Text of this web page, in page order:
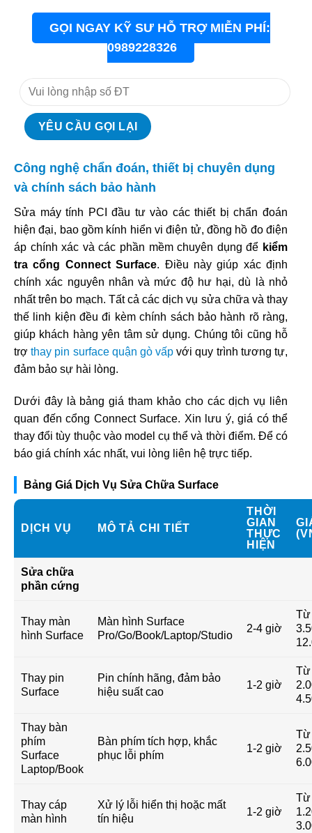
GỌI NGAY KỸ SƯ HỖ TRỢ MIỄN PHÍ:
0989228326
Công nghệ chẩn đoán, thiết bị chuyên dụng
và chính sách bảo hành
Sửa máy tính PCI đầu tư vào các thiết bị chẩn đoán
hiện đại, bao gồm kính hiển vi điện tử, đồng hồ đo điện
áp chính xác và các phần mềm chuyên dụng để kiểm
tra cổng Connect Surface. Điều này giúp xác định
chính xác nguyên nhân và mức độ hư hại, dù là nhỏ
nhất trên bo mạch. Tất cả các dịch vụ sửa chữa và thay
thế linh kiện đều đi kèm chính sách bảo hành rõ ràng,
giúp khách hàng yên tâm sử dụng. Chúng tôi cũng hỗ
trợthay pin surface quận gò vấp với quy trình tương tự,
đảm bảo sự hài lòng.
Dưới đây là bảng giá tham khảo cho các dịch vụ liên
quan đến cổng Connect Surface. Xin lưu ý, giá có thể
thay đổi tùy thuộc vào model cụ thể và thời điểm. Để có
báo giá chính xác nhất, vui lòng liên hệ trực tiếp.
Bảng Giá Dịch Vụ Sửa Chữa Surface
DỊCH VỤ MÔ TẢ CHI TIẾT
THỜI
GIAN
THỰC
HIỆN
Sửa chữa
phần cứng
Thay màn
hình Surface
Màn hình Surface
Pro/Go/Book/Laptop/Studio
2-4 giờ
Từ
Thay pin
Surface
Pin chính hãng, đảm bảo
hiệu suất cao
1-2 giờ
Từ
Thay bàn
phím
Surface
Laptop/Book
Bàn phím tích hợp, khắc
phục lỗi phím
1-2 giờ
Từ
Thay cáp
màn hình
Xử lý lỗi hiển thị hoặc mất
tín hiệu
1-2 giờ
Từ